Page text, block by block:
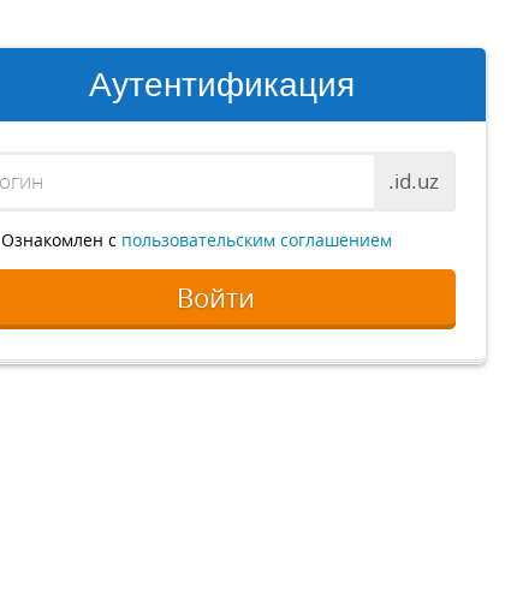
Аутентификация
.id.uz
Ознакомлен с пользовательским соглашением
Войти